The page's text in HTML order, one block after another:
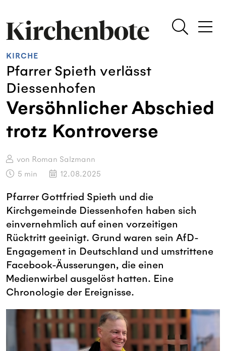
KIRCHE
Pfarrer Spieth verlässt
Diessenhofen
Versöhnlicher Abschied
trotz Kontroverse
von Roman Salzmann
5 min 12.08.2025
Pfarrer Gottfried Spieth und die
Kirchgemeinde Diessenhofen haben sich
einvernehmlich auf einen vorzeitigen
Rücktritt geeinigt. Grund waren sein AfD-
Engagement in Deutschland und umstrittene
Facebook-Äusserungen, die einen
Medienwirbel ausgelöst hatten. Eine
Chronologie der Ereignisse.